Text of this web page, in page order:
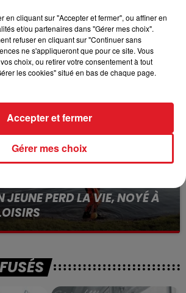
POUR HOMICIDE
EN COURS, APRÈS LA...
éléments, le logement servait
JEUNE PERD LA VIE, NOYÉ À
à pic
en cliquant sur "Accepter et fermer", ou affiner en
et/ou partenaires dans "Gérer mes choix".
refuser en cliquant sur "Continuer sans
ne s'appliqueront que pour ce site. Vous
choix, ou retirer votre consentement à tout
les cookies" situé en bas de chaque page.
Gérer mes choix
Accepter et fermer